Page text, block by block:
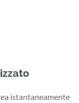
istantaneamente